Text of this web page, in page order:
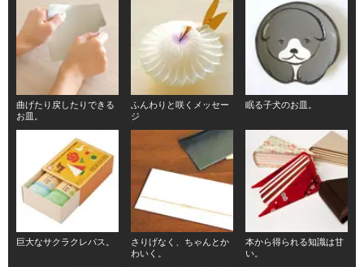
曲げたり戻したりできる
お皿。
ふんわりと咲くメッセー
ジ
眠る子犬のお皿。
巨大なサクラクレパス。
さりげなく、ちゃんとか
わいく。
本から得られる知識は甘
い。